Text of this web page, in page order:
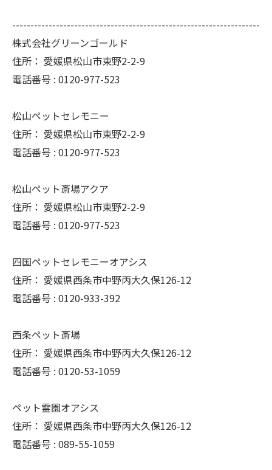
--------------------------------------------------------------------
株式会社グリーンゴールド
住所： 愛媛県松山市東野2-2-9
電話番号 : 0120-977-523
松山ペットセレモニー
住所： 愛媛県松山市東野2-2-9
電話番号 : 0120-977-523
松山ペット斎場アクア
住所： 愛媛県松山市東野2-2-9
電話番号 : 0120-977-523
四国ペットセレモニーオアシス
住所： 愛媛県西条市中野丙大久保126-12
電話番号 : 0120-933-392
西条ペット斎場
住所： 愛媛県西条市中野丙大久保126-12
電話番号 : 0120-53-1059
ペット霊園オアシス
住所： 愛媛県西条市中野丙大久保126-12
電話番号 : 089-55-1059